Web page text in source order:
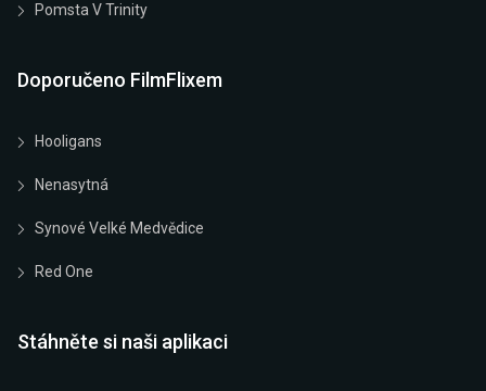
Pomsta V Trinity
Doporučeno FilmFlixem
Hooligans
Nenasytná
Synové Velké Medvědice
Red One
Stáhněte si naši aplikaci